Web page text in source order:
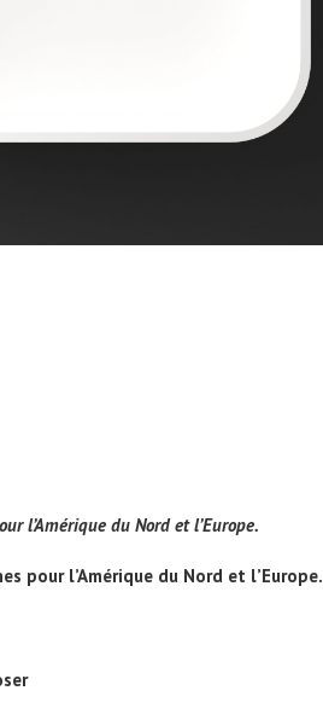
l’Amérique du Nord et l’Europe.
pour l’Amérique du Nord et l’Europe.